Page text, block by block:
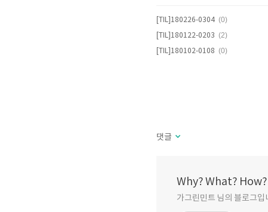
[TIL]180226-0304 (0)
[TIL]180122-0203 (2)
[TIL]180102-0108 (0)
댓글
Why? What? How?
가그린민트 님의 블로그입